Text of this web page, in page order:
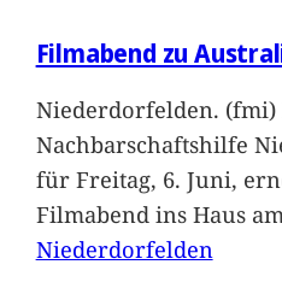
Filmabend zu
Niederdorfelden. (fmi)
Nachbarschaftshilfe
für Freitag, 6. Juni,
Filmabend ins Haus
Niederdorfelden